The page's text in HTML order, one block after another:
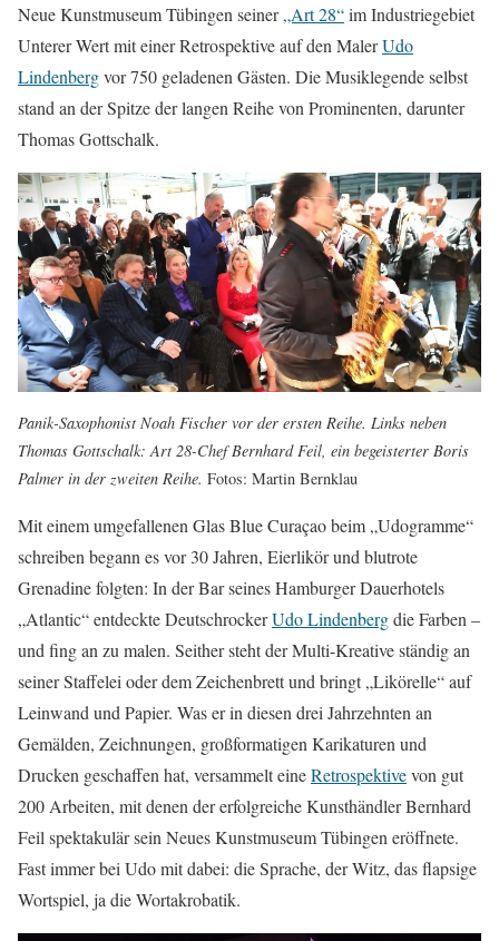
Neue Kunstmuseum Tübingen seiner„Art 28“im Industriegebiet
Unterer Wert mit einer Retrospektive auf den MalerUdo
Lindenbergvor 750 geladenen Gästen. Die Musiklegende selbst
stand an der Spitze der langen Reihe von Prominenten, darunter
Thomas Gottschalk.
Panik-Saxophonist Noah Fischer vor der ersten Reihe. Links neben
Thomas Gottschalk: Art 28-Chef Bernhard Feil, ein begeisterter Boris
Palmer in der zweiten Reihe. Fotos: Martin Bernklau
Mit einem umgefallenen Glas Blue Curaçao beim „Udogramme“
schreiben begann es vor 30 Jahren, Eierlikör und blutrote
Grenadine folgten: In der Bar seines Hamburger Dauerhotels
„Atlantic“ entdeckte DeutschrockerUdo Lindenbergdie Farben –
und fing an zu malen. Seither steht der Multi-Kreative ständig an
seiner Staffelei oder dem Zeichenbrett und bringt „Likörelle“ auf
Leinwand und Papier. Was er in diesen drei Jahrzehnten an
Gemälden, Zeichnungen, großformatigen Karikaturen und
Drucken geschaffen hat, versammelt eineRetrospektivevon gut
200 Arbeiten, mit denen der erfolgreiche Kunsthändler Bernhard
Feil spektakulär sein Neues Kunstmuseum Tübingen eröffnete.
Fast immer bei Udo mit dabei: die Sprache, der Witz, das flapsige
Wortspiel, ja die Wortakrobatik.